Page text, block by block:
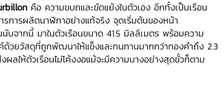
คือ ความขบถและขัดแย้งในตัวเอง อีกทั้งเป็นเรือน
รการผลิตนาฬิกาอย่างแท้จริง จุดเริ่มต้นของหน้า
นับจากนี้ มาในตัวเรือนขนาด 41.5 มิลลิเมตร พร้อมความ
วยวัสดุที่ถูกพัฒนาให้แข็งและทนทานมากกว่าทองคำถึง 2.3
ลให้ตัวเรือนไม่โค้งงอแม้จะมีความบางอย่างสุดขั้วก็ตาม